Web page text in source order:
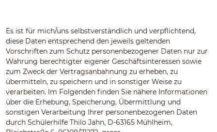
Es ist für mich/uns selbstverständlich und verpflichtend,
diese Daten entsprechend den jeweils geltenden
Vorschriften zum Schutz personenbezogener Daten nur zur
Wahrung berechtigter eigener Geschäftsinteressen sowie
zum Zweck der Vertragsanbahnung zu erheben, zu
übermitteln, zu speichern und in sonstiger Weise zu
verarbeiten. Im Folgenden finden Sie nähere Informationen
über die Erhebung, Speicherung, Übermittlung und
sonstigen Verarbeitung Ihrer personenbezogenen Daten
durch Schülerhilfe Thilo Jahn, D-63165 Mühlheim,